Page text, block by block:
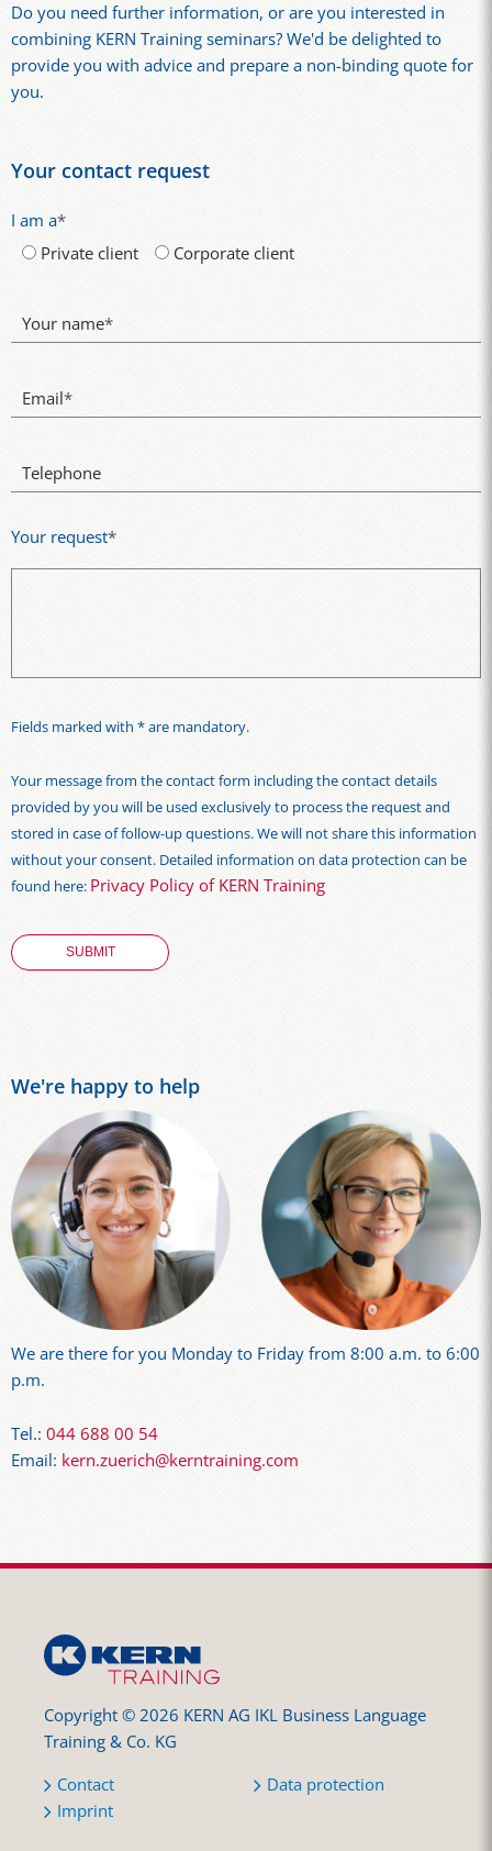
Do you need further information, or are you interested in
combining KERN Training seminars? We'd be delighted to
provide you with advice and prepare a non-binding quote for
you.
Your contact request
I am a*
Private client
Corporate client
Your name*
Email*
Telephone
Your request*
Fields marked with * are mandatory.
Your message from the contact form including the contact details
provided by you will be used exclusively to process the request and
stored in case of follow-up questions. We will not share this information
without your consent. Detailed information on data protection can be
found here: Privacy Policy of KERN Training
We're happy to help
We are there for you Monday to Friday from 8:00 a.m. to 6:00
p.m.
Tel.: 044 688 00 54
Email: kern.zuerich@kerntraining.com
Copyright © 2026 KERN AG IKL Business Language
Training & Co. KG
Contact
Imprint
Data protection